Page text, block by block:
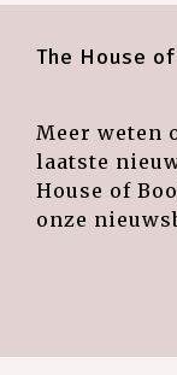
The House
Meer weten
laatste
House of
onze